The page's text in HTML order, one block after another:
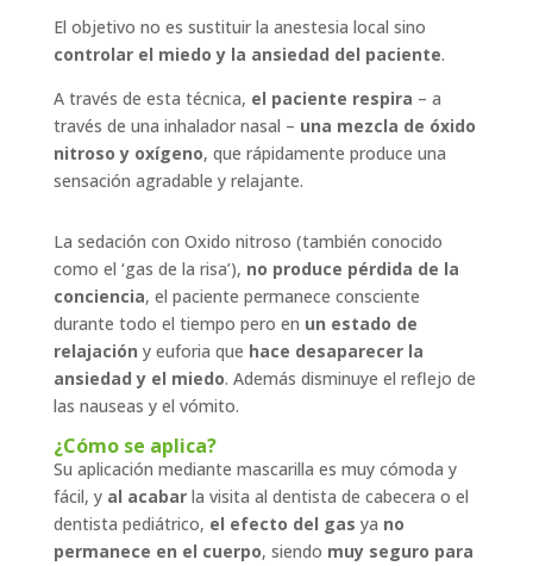
El objetivo no es sustituir la anestesia local sino
controlar el miedo y la ansiedad del paciente.
A través de esta técnica, el paciente respira – a
través de una inhalador nasal – una mezcla de óxido
nitroso y oxígeno, que rápidamente produce una
sensación agradable y relajante.
La sedación con Oxido nitroso (también conocido
como el ‘gas de la risa’), no produce pérdida de la
conciencia, el paciente permanece consciente
durante todo el tiempo pero en un estado de
relajación y euforia que hace desaparecer la
ansiedad y el miedo. Además disminuye el reflejo de
las nauseas y el vómito.
¿Cómo se aplica?
Su aplicación mediante mascarilla es muy cómoda y
fácil, y al acabarla visita al dentista de cabecera o el
dentista pediátrico, el efecto del gas ya no
permanece en el cuerpo, siendo muy seguro para